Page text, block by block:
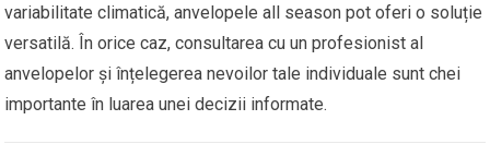
variabilitate climatică, anvelopele all season pot oferi o soluție
versatilă. În orice caz, consultarea cu un profesionist al
anvelopelor și înțelegerea nevoilor tale individuale sunt chei
importante în luarea unei decizii informate.